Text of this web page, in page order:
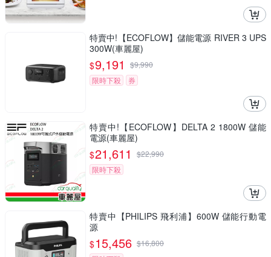
特賣中!【ECOFLOW】儲能電源 RIVER 3 UPS
300W(車麗屋)
$9,191 $9,990
限時下殺
券
特賣中!【ECOFLOW】DELTA 2 1800W 儲能
電源(車麗屋)
$21,611 $22,990
限時下殺
特賣中【PHILIPS 飛利浦】600W 儲能行動電
源
$15,456 $16,800